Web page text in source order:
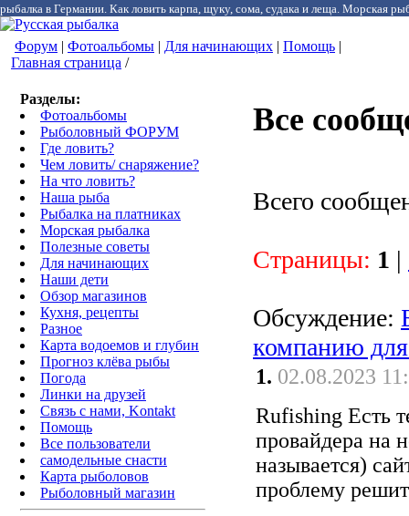
рыбалка в Германии. Как ловить карпа, щуку, сома, судака и леща. Морская
Форум | Фотоальбомы | Для начинающих | Помощь |
Главная страница /
Разделы:
Фотоальбомы
Рыболовный ФОРУМ
Где ловить?
Чем ловить/ снаряжение?
На что ловить?
Наша рыба
Рыбалка на платниках
Морская рыбалка
Полезные советы
Для начинающих
Наши дети
Обзор магазинов
Кухня, рецепты
Разное
Карта водоемов и глубин
Прогноз клёва рыбы
Погода
Линки на друзей
Связь с нами, Kontakt
Помощь
Все пользователи
самодельные снасти
Карта рыболовов
Рыболовный магазин
Все
Всего
Страницы: 1 |
Обсуждение:
компанию
1. 02.08.2023
Rufishing Есть
провайдера на
называется)
проблему